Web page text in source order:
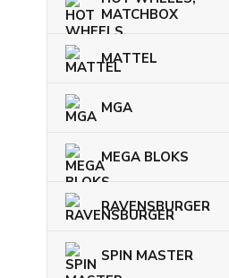
MATCHBOX
MATTEL
MGA
MEGA BLOKS
RAVENSBURGER
SPIN MASTER